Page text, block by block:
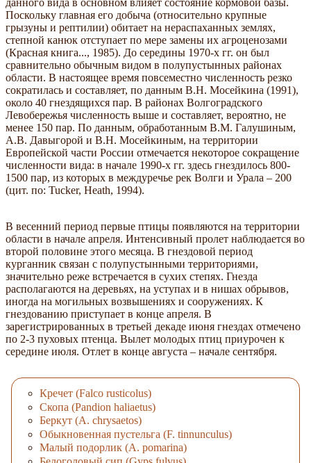
Поскольку главная его добыча (относительно крупные
грызуны и рептилии) обитает на нераспаханных землях,
степной канюк отступает по мере замены их агроценозами
(Красная книга..., 1985). До середины 1970-х гг. он был
сравнительно обычным видом в полупустынных районах
области. В настоящее время повсеместно численность резко
сократилась и составляет, по данным В.Н. Мосейкина (1991),
около 40 гнездящихся пар. В районах Волгоградского
Левобережья численность выше и составляет, вероятно, не
менее 150 пар. По данным, обработанным В.М. Галушиным,
А.В. Давыгорой и В.Н. Мосейкиным, на территории
Европейской части России отмечается некоторое сокращение
численности вида: в начале 1990-х гг. здесь гнездилось 800-
1500 пар, из которых в междуречье рек Волги и Урала – 200
(цит. по: Tucker, Heath, 1994).
В весенний период первые птицы появляются на территории
области в начале апреля. Интенсивный пролет наблюдается во
второй половине этого месяца. В гнездовой период
курганник связан с полупустынными территориями,
значительно реже встречается в сухих степях. Гнезда
располагаются на деревьях, на уступах и в нишах обрывов,
иногда на могильных возвышениях и сооружениях. К
гнездованию приступает в конце апреля. В
зарегистрированных в третьей декаде июня гнездах отмечено
по 2-3 пуховых птенца. Вылет молодых птиц приурочен к
середине июля. Отлет в конце августа – начале сентября.
Кречет (Falco rusticolus)
Скопа (Pandion haliaetus)
Беркут (A. chrysaetos)
Обыкновенная пустельга (F. tinnunculus)
Малый подорлик (A. pomarina)